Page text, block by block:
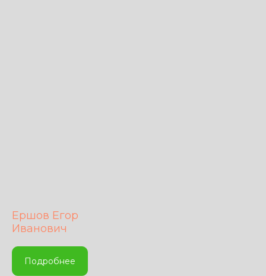
Ершов Егор
Иванович
Подробнее